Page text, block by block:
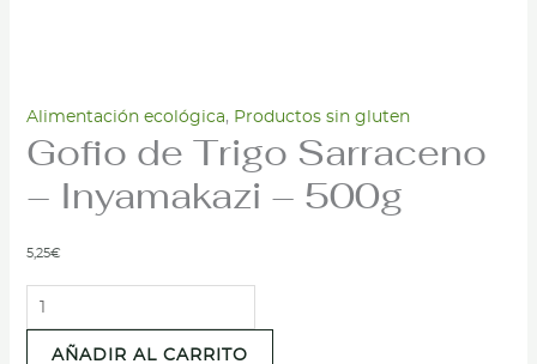
Alimentación ecológica, Productos sin gluten
Gofio de Trigo Sarraceno
– Inyamakazi – 500g
5,25€
Gofio
de
AÑADIR AL CARRITO